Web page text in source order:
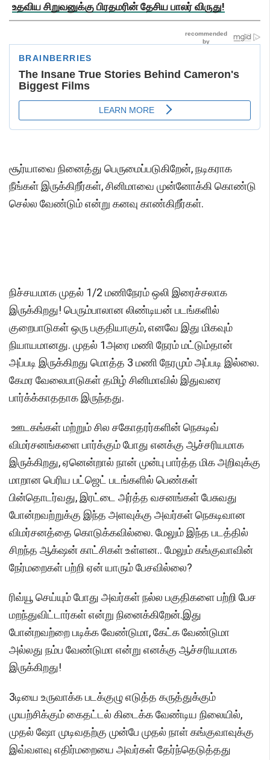
உதவிய சிறுவனுக்கு பிரதமரின் தேசிய பாலர் விருது!
சூர்யாவை நினைத்து பெருமைப்படுகிறேன், நடிகராக
நீங்கள் இருக்கிறீர்கள், சினிமாவை முன்னோக்கி கொண்டு
செல்ல வேண்டும் என்று கனவு காண்கிறீர்கள்.
நிச்சயமாக முதல் 1/2 மணிநேரம் ஒலி இரைச்சலாக
இருக்கிறது! பெரும்பாலான லிண்டியன் படங்களில்
குறைபாடுகள் ஒரு பகுதியாகும், எனவே இது மிகவும்
நியாயமானது. முதல் 1அரை மணி நேரம் மட்டும்தான்
அப்படி இருக்கிறது மொத்த 3 மணி நேரமும் அப்படி இல்லை.
கேமர வேலைபாடுகள் தமிழ் சினிமாவில் இதுவரை
பார்க்க்காததாக இருந்தது.
ஊடகங்கள் மற்றும் சில சகோதரர்களின் நெகடிவ்
விமர்சனங்களை பார்க்கும் போது எனக்கு ஆச்சரியமாக
இருக்கிறது, ஏனென்றால் நான் முன்பு பார்த்த மிக அறிவுக்கு
மாறான பெரிய பட்ஜெட் படங்களில் பெண்கள்
பின்தொடர்வது, இரட்டை அர்த்த வசனங்கள் பேசுவது
போன்றவற்றுக்கு இந்த அளவுக்கு அவர்கள் நெகடிவான
விமர்சனத்தை கொடுக்கவில்லை. மேலும் இந்த படத்தில்
சிறந்த ஆக்‌ஷன் காட்சிகள் உள்ளன.. மேலும் கங்குவாவின்
நேர்மறைகள் பற்றி ஏன் யாரும் பேசவில்லை?
ரிவ்யூ செய்யும் போது அவர்கள் நல்ல பகுதிகளை பற்றி பேச
மறந்துவிட்டார்கள் என்று நினைக்கிறேன்.இது
போன்றவற்றை படிக்க வேண்டுமா, கேட்க வேண்டுமா
அல்லது நம்ப வேண்டுமா என்று எனக்கு ஆச்சரியமாக
இருக்கிறது!
3டியை உருவாக்க படக்குழு எடுத்த கருத்துக்கும்
முயற்சிக்கும் கைதட்டல் கிடைக்க வேண்டிய நிலையில்,
முதல் ஷோ முடிவதற்கு முன்பே முதல் நாள் கங்குவாவுக்கு
இவ்வளவு எதிர்மறையை அவர்கள் தேர்ந்தெடுத்தது